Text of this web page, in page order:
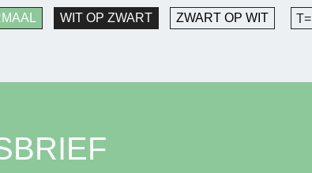
WIT OP ZWART ZWART OP WIT T=